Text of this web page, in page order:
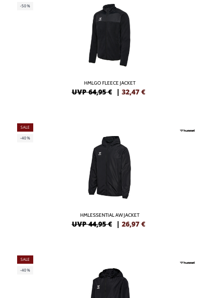
-50%
HMLGO FLEECE JACKET
UVP 64,95 € | 32,47 €
SALE
-40%
HMLESSENTIAL AW JACKET
UVP 44,95 € | 26,97 €
SALE
-40%